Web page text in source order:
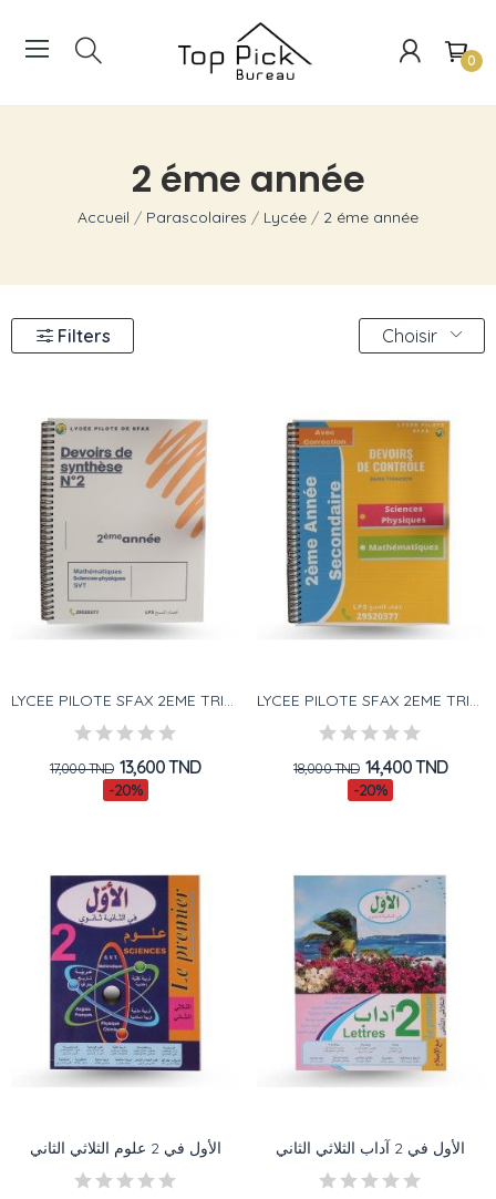
0
2 éme année
Accueil Parascolaires Lycée 2 éme année
Filters Choisir
LYCEE PILOTE SFAX 2EME TRIMESTRE 2 DEVOIR SYNTHESE
17,000 TND 13,600 TND
-20%
LYCEE PILOTE SFAX 2EME TRIMESTRE 2 DEVOIR CONTROLE
18,000 TND 14,400 TND
-20%
الأول في 2 علوم الثلاثي الثاني الأول في 2 آداب الثلاثي الثاني